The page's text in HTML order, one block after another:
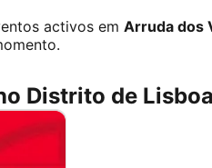
activos em Arruda dos
Distrito de Lisboa